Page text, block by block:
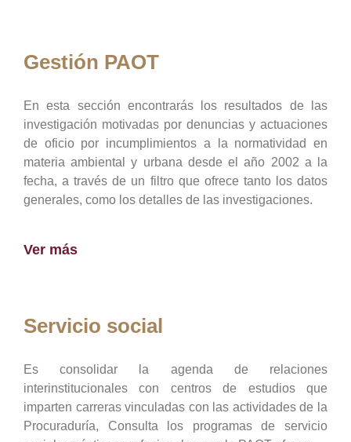
Gestión PAOT
En esta sección encontrarás los resultados de las
investigación motivadas por denuncias y actuaciones
de oficio por incumplimientos a la normatividad en
materia ambiental y urbana desde el año 2002 a la
fecha, a través de un filtro que ofrece tanto los datos
generales, como los detalles de las investigaciones.
Ver más
Servicio social
Es consolidar la agenda de relaciones
interinstitucionales con centros de estudios que
imparten carreras vinculadas con las actividades de la
Procuraduría, Consulta los programas de servicio